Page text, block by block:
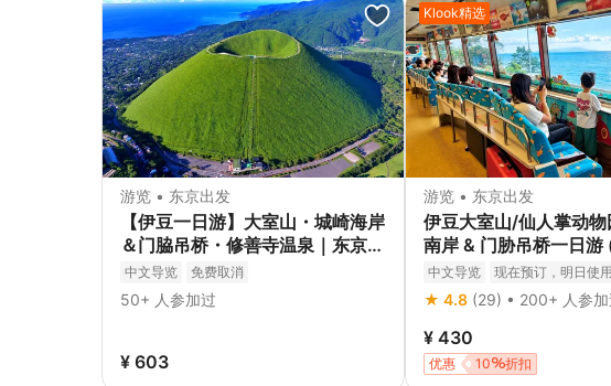
游览 • 东京出发
【伊豆一日游】大室山・城崎海岸
＆门脇吊桥・修善寺温泉｜东京出
发（含海陆BBQ午餐）
中文导览 免费取消
50+ 人参加过
¥ 603
Klook精选
游览 • 东京出发
伊豆大室山/仙人掌动物
南岸 & 门胁吊桥一日游
车票)
中文导览 现在预订，明日使用
小团
免费取消 立即确认
★ 4.8 (29) • 200+ 人参加
¥ 430
10 折扣
优惠